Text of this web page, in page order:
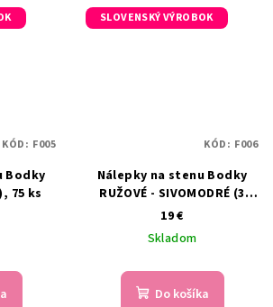
Bodky
75 ks
KÓD: F005
SLOVENSKÝ VÝROBOK
Nálepky na stenu Bodky
RUŽOVÉ - SIVOMODRÉ (3
farby), 75 ks
19 €
Skladom
Do košíka
KÓD: F006